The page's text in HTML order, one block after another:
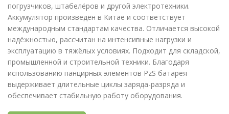
погрузчиков, штабелёров и другой электротехники.
Аккумулятор произведён в Китае и соответствует
международным стандартам качества. Отличается высокой
надёжностью, рассчитан на интенсивные нагрузки и
эксплуатацию в тяжёлых условиях. Подходит для складской,
промышленной и строительной техники. Благодаря
использованию панцирных элементов PzS батарея
выдерживает длительные циклы заряда-разряда и
обеспечивает стабильную работу оборудования.